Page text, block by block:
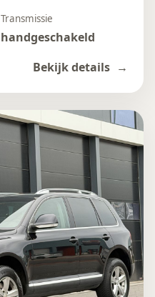
Transmissie
handgeschakeld
Bekijk details